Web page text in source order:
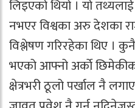
लिइएको थियो । यो
नभएर विश्वका अरु देशका
विश्लेषण गरिरहेका थिए ।
भएको आफ्नो अर्काे
क्षेत्रभरी ठूलो पर्खाल नै